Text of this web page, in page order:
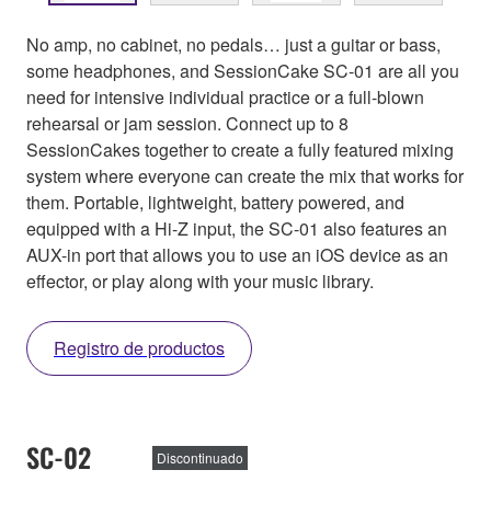
No amp, no cabinet, no pedals… just a guitar or bass,
some headphones, and SessionCake SC-01 are all you
need for intensive individual practice or a full-blown
rehearsal or jam session. Connect up to 8
SessionCakes together to create a fully featured mixing
system where everyone can create the mix that works for
them. Portable, lightweight, battery powered, and
equipped with a Hi-Z input, the SC-01 also features an
AUX-in port that allows you to use an iOS device as an
effector, or play along with your music library.
Registro de productos
SC-02 Discontinuado